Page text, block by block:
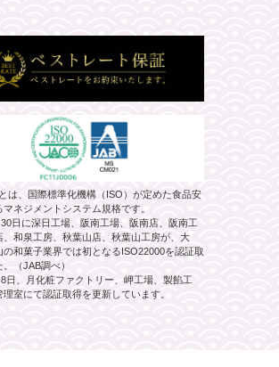
は、国際標準化機構（ISO）が定めた食品安
ネジメントシステム規格です。
日に深日工場、阪南工場、阪南店、阪南工
、和泉工房、秋葉山店、秋葉山工房が、大
の和菓子業界では初となるISO22000を認証取
（JAB調べ）
日、月化粧ファクトリー、岬工場、製餡工
室にて認証取得を更新しています。